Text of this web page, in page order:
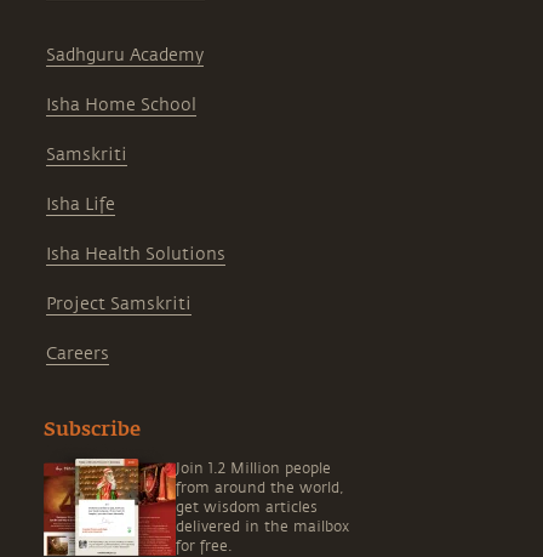
Sadhguru Academy
Isha Home School
Samskriti
Isha Life
Isha Health Solutions
Project Samskriti
Careers
Subscribe
Join 1.2 Million people
from around the world,
get wisdom articles
delivered in the mailbox
for free.